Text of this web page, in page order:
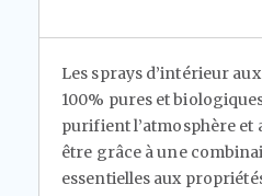
Les sprays d’intérieur
100% pures et
purifient l’atmosphère et
être grâce à une
essentielles aux